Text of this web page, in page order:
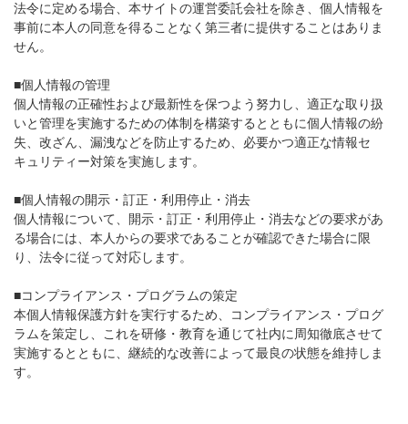
法令に定める場合、本サイトの運営委託会社を除き、個人情報を
事前に本人の同意を得ることなく第三者に提供することはありま
せん。
■個人情報の管理
個人情報の正確性および最新性を保つよう努力し、適正な取り扱
いと管理を実施するための体制を構築するとともに個人情報の紛
失、改ざん、漏洩などを防止するため、必要かつ適正な情報セ
キュリティー対策を実施します。
■個人情報の開示・訂正・利用停止・消去
個人情報について、開示・訂正・利用停止・消去などの要求があ
る場合には、本人からの要求であることが確認できた場合に限
り、法令に従って対応します。
■コンプライアンス・プログラムの策定
本個人情報保護方針を実行するため、コンプライアンス・プログ
ラムを策定し、これを研修・教育を通じて社内に周知徹底させて
実施するとともに、継続的な改善によって最良の状態を維持しま
す。